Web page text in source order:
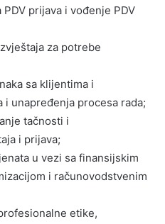
prijava i vođenje PDV
za potrebe
sa klijentima i
unapređenja procesa rada;
tačnosti i
i prijava;
u vezi sa finansijskim
i računovodstvenim
etike,